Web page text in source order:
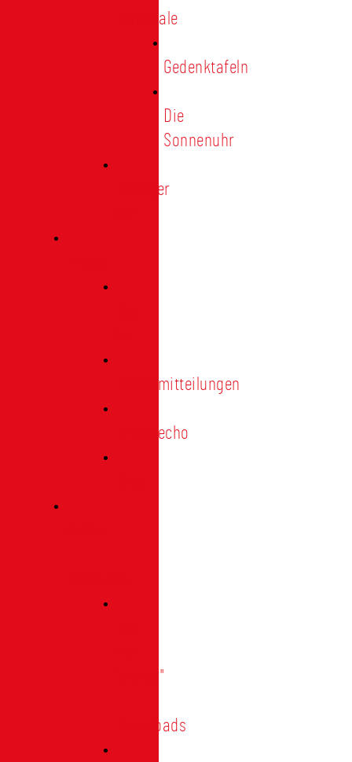
Denkmale
Gedenktafeln
Die
Sonnenuhr
Ratinger
Pressemitteilungen
Presseecho
"digital"
Downloads